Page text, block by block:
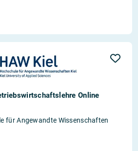
Online
für Angewandte Wissenschaften